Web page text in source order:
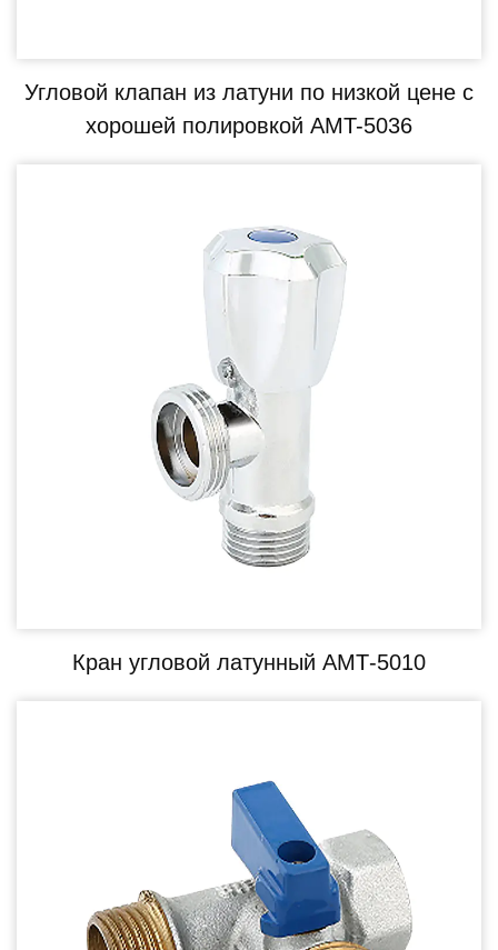
Угловой клапан из латуни по низкой цене с
хорошей полировкой AMT-5036
Кран угловой латунный АМТ-5010